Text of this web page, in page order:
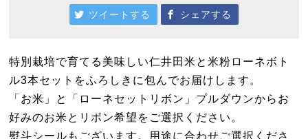
ツイートする シェアする
特別栽培で育てる美味しい仁井田米と米粉ローネボト
ル3本セットをふろしきに包んでお届けします。
「お米」と「ローネセットリボン」プルダウンからお
好みのお米とリボン希望をご選択ください。
熨斗シールもございます。用途に合わせご選択くださ